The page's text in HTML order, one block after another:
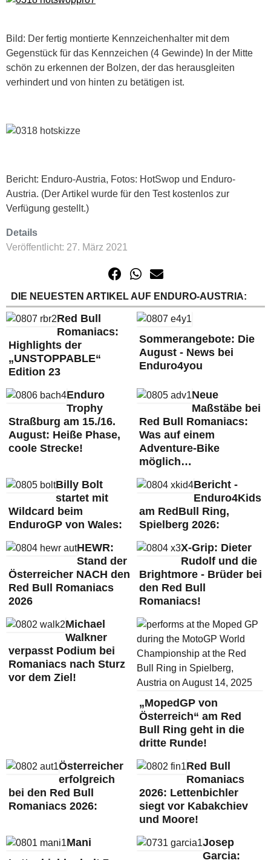
Bild: Der fertig montierte Kennzeichenhalter mit dem
Gegenstück für das Kennzeichen (4 Gewinde) In der Mitte
schön zu erkennen der Bolzen, der das herausgleiten
verhindert und von hinten zu betätigen ist.
Bericht: Enduro-Austria, Fotos: HotSwop und Enduro-
Austria. (Der Artikel wurde für den Test kostenlos zur
Verfügung gestellt.)
Details
Veröffentlicht: 27. März 2021
DIE NEUESTEN ARTIKEL AUF ENDURO-AUSTRIA:
Red Bull
Romaniacs:
Highlights der
„UNSTOPPABLE“
Edition 23
Sommerangebote: Die
August - News bei
Enduro4you
Enduro
Trophy
Straßburg am 15./16.
August: Heiße Phase,
coole Strecke!
Neue
Maßstäbe bei
Red Bull Romaniacs:
Was auf einem
Adventure-Bike
möglich…
Billy Bolt
startet mit
Wildcard beim
EnduroGP von Wales:
Bericht -
Enduro4Kids
am RedBull Ring,
Spielberg 2026:
HEWR:
Stand der
Österreicher NACH den
Red Bull Romaniacs
2026
X-Grip: Dieter
Rudolf und die
Brightmore - Brüder bei
den Red Bull
Romaniacs!
Michael
Walkner
verpasst Podium bei
Romaniacs nach Sturz
vor dem Ziel!
„MopedGP von
Österreich“ am Red
Bull Ring geht in die
dritte Runde!
Österreicher
erfolgreich
bei den Red Bull
Romaniacs 2026:
Red Bull
Romaniacs
2026: Lettenbichler
siegt vor Kabakchiev
und Moore!
Mani
Josep
Garcia: